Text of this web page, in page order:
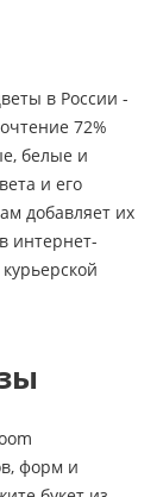
в России -
72%
белые и
и его
добавляет их
интернет-
форм и